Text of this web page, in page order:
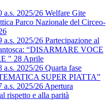
a.s. 2025/26 Welfare Gite
Parco Nazionale del Circeo-
a.s. 2025/26 Partecipazione al
“DISARMARE VOCE
" 28 Aprile
a.s. 2025/26 Quarta fase
SUPER PIATTA”
a.s. 2025/26 Apertura
rispetto e alla parità